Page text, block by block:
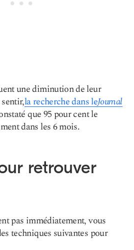
une diminution de leur
la recherche dans leJournal
que 95 pour cent le
dans les 6 mois.
retrouver
pas immédiatement, vous
techniques suivantes pour